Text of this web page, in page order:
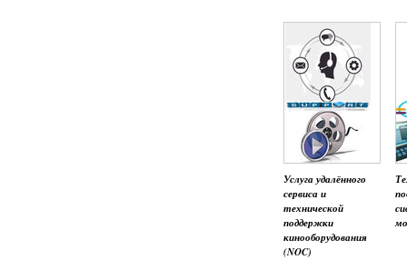
Услуга удалённого
сервиса и
технической
поддержки
кинооборудования
(NOC)